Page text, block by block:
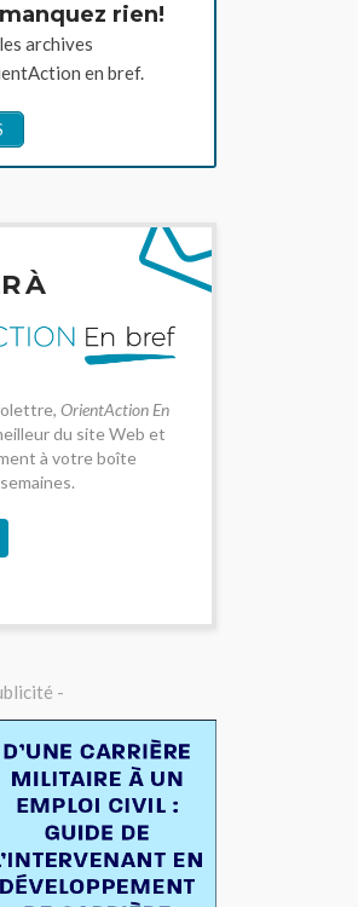
rien!
archives
en bref.
À
OrientAction En
du site Web et
à votre boîte
-